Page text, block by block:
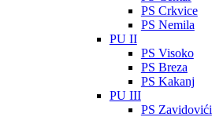
PS Crkvice
PS Nemila
PU II
PS Visoko
PS Breza
PS Kakanj
PU III
PS Zavidovići